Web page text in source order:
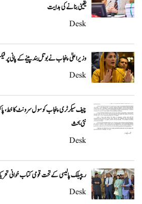
یقینی بنانے کی ہدایت
Desk
وزیراعلیٰ پنجاب نے بوتل بند پینے کے پانی
Desk
چیف سیکرٹری پنجاب کو سول سرونٹ کا خط،
نئی بحث
Desk
ریپبلک پالیسی کے تحت قومی کتاب خوانی
Desk